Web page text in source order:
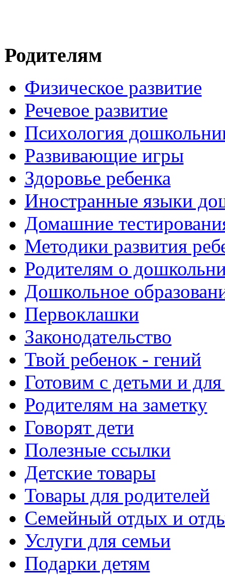
Родителям
Физическое развитие
Речевое развитие
Психология
Развивающие игры
Здоровье ребенка
Иностранные языки
Домашние
Методики развития
Родителям о
Дошкольное
Первоклашки
Законодательство
Твой ребенок - гений
Готовим с детьми и для
Родителям на заметку
Говорят дети
Полезные ссылки
Детские товары
Товары для родителей
Семейный отдых и
Услуги для семьи
Подарки детям